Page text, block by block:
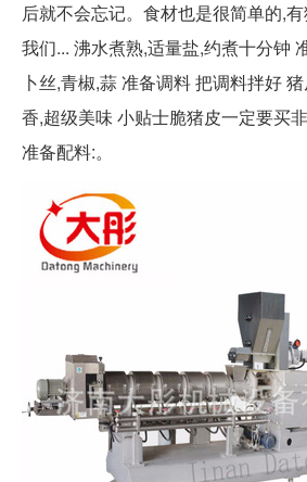
后就不会忘记。食材也是很简单的,有
我们... 沸水煮熟,适量盐,约煮十分钟
卜丝,青椒,蒜 准备调料 把调料拌好
香,超级美味 小贴士脆猪皮一定要买
准备配料:。